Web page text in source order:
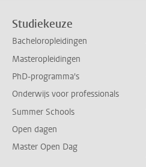
Studiekeuze
Bacheloropleidingen
Masteropleidingen
PhD-programma's
Onderwijs voor professionals
Summer Schools
Open dagen
Master Open Dag